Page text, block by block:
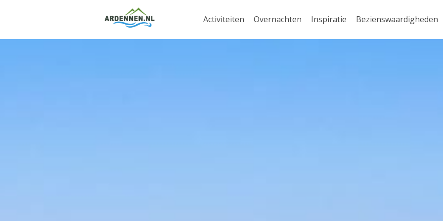
Activiteiten Overnachten Inspiratie Bezienswaardigheden